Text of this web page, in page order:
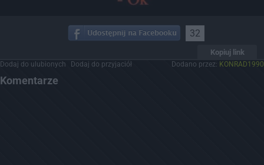
32
Kopiuj link
Dodaj do ulubionych Dodaj do przyjaciół Dodano przez: KONRAD1990
Komentarze